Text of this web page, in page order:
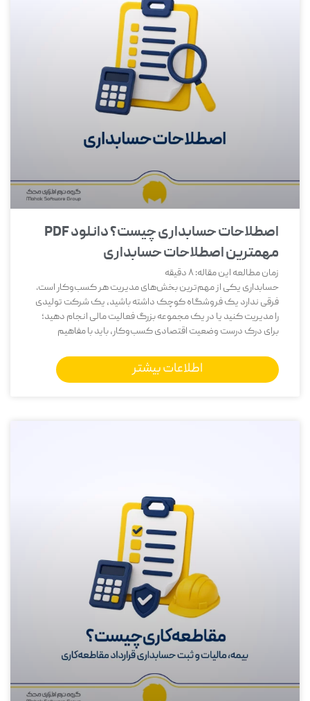
اصطلاحات حسابداری چیست؟ دانلود PDF
مهمترین اصطلاحات حسابداری
زمان مطالعه این مقاله:8دقیقه
حسابداری یکی از مهم‌ترین بخش‌های مدیریت هر کسب‌وکار است.
فرقی ندارد یک فروشگاه کوچک داشته باشید، یک شرکت تولیدی
را مدیریت کنید یا در یک مجموعه بزرگ فعالیت مالی انجام دهید؛
برای درک درست وضعیت اقتصادی کسب‌وکار، باید با مفاهیم
اطلاعات بیشتر